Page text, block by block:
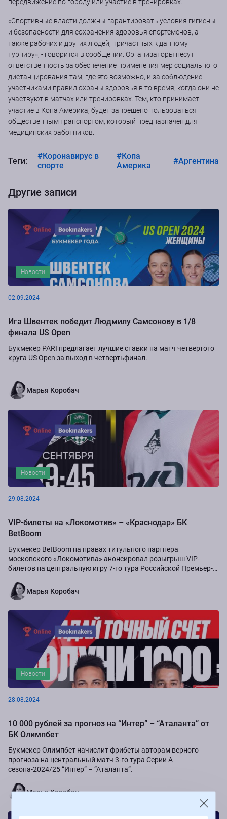
«Спортивные власти должны гарантировать условия гигиены
и безопасности для сохранения здоровья спортсменов, а
также рабочих и других людей, причастных к данному
турниру», - говорится в сообщении. Организаторы несут
ответственность за обеспечение применения мер социального
дистанцирования там, где это возможно, и за соблюдение
участниками правил охраны здоровья в то время, когда они не
участвуют в матчах или тренировках. Тем, кто принимает
участие в Копа Америка, будет запрещено пользоваться
общественным транспортом, который предназначен для
медицинских работников.
Теги:
#Коронавирус в
спорте
#Копа
Америка
#Аргентина
Другие записи
Новости
02.09.2024
Ига Швентек победит Людмилу Самсонову в 1/8
финала US Open
Букмекер PARI предлагает лучшие ставки на матч четвертого
круга US Open за выход в четвертьфинал.
Марья Коробач
Новости
29.08.2024
VIP-билеты на «Локомотив» – «Краснодар» БК
BetBoom
Букмекер BetBoom на правах титульного партнера
московского «Локомотива» анонсировал розыгрыш VIP-
билетов на центральную игру 7-го тура Российской Премьер-
Марья Коробач
Новости
28.08.2024
10 000 рублей за прогноз на “Интер” – “Аталанта” от
БК Олимпбет
Букмекер Олимпбет начислит фрибеты авторам верного
прогноза на центральный матч 3-го тура Серии А
сезона-2024/25 “Интер” – “Аталанта”.
Марья Коробач